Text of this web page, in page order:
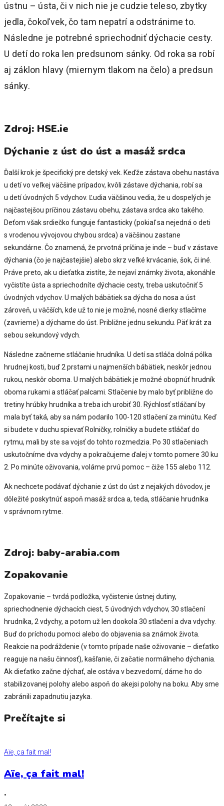
ústnu – ústa, či v nich nie je cudzie teleso, zbytky
jedla, čokoľvek, čo tam nepatrí a odstránime to.
Následne je potrebné spriechodniť dýchacie cesty.
U detí do roka len predsunom sánky. Od roka sa robí
aj záklon hlavy (miernym tlakom na čelo) a predsun
sánky.
Zdroj: HSE.ie
Dýchanie z úst do úst a masáž srdca
Ďalší krok je špecifický pre detský vek. Keďže zástava obehu nastáva
u detí vo veľkej väčšine prípadov, kvôli zástave dýchania, robí sa
u detí úvodných 5 vdychov. Ľudia väčšinou vedia, že u dospelých je
najčastejšou príčinou zástavu obehu, zástava srdca ako takého.
Deťom však srdiečko funguje fantasticky (pokiaľ sa nejedná o deti
s vrodenou vývojovou chybou srdca) a väčšinou zastane
sekundárne. Čo znamená, že prvotná príčina je inde – buď v zástave
dýchania (čo je najčastejšie) alebo skrz veľké krvácanie, šok, či iné.
Práve preto, ak u dieťatka zistíte, že nejaví známky života, akonáhle
vyčistíte ústa a spriechodníte dýchacie cesty, treba uskutočniť 5
úvodných vdychov. U malých bábätiek sa dýcha do nosa a úst
zároveň, u väčších, kde už to nie je možné, nosné dierky stlačíme
(zavrieme) a dýchame do úst. Približne jednu sekundu. Päť krát za
sebou sekundový vdych.
Následne začneme stláčanie hrudníka. U detí sa stláča dolná pólka
hrudnej kosti, buď 2 prstami u najmenších bábätiek, neskôr jednou
rukou, neskôr oboma. U malých bábätiek je možné obopnúť hrudník
oboma rukami a stláčať palcami. Stlačenie by malo byť približne do
tretiny hrúbky hrudníka a treba ich urobiť 30. Rýchlosť stláčaní by
mala byť taká, aby sa nám podarilo 100-120 stlačení za minútu. Keď
si budete v duchu spievať Rolničky, rolničky a budete stláčať do
rytmu, mali by ste sa vojsť do tohto rozmedzia. Po 30 stlačeniach
uskutočníme dva vdychy a pokračujeme ďalej v tomto pomere 30 ku
2. Po minúte oživovania, voláme prvú pomoc – čiže 155 alebo 112.
Ak nechcete podávať dýchanie z úst do úst z nejakých dôvodov, je
dôležité poskytnúť aspoň masáž srdca a, teda, stláčanie hrudníka
v správnom rytme.
Zdroj: baby-arabia.com
Zopakovanie
Zopakovanie – tvrdá podložka, vyčistenie ústnej dutiny,
spriechodnenie dýchacích ciest, 5 úvodných vdychov, 30 stlačení
hrudníka, 2 vdychy, a potom už len dookola 30 stlačení a dva vdychy.
Buď do príchodu pomoci alebo do objavenia sa známok života.
Reakcie na podráždenie (v tomto prípade naše oživovanie – dieťatko
reaguje na našu činnosť), kašľanie, či začatie normálneho dýchania.
Ak dieťatko začne dýchať, ale ostáva v bezvedomí, dáme ho do
stabilizovanej polohy alebo aspoň do akejsi polohy na boku. Aby sme
zabránili zapadnutiu jazyka.
Prečítajte si
Aïe, ça fait mal!
Aïe, ça fait mal!
•